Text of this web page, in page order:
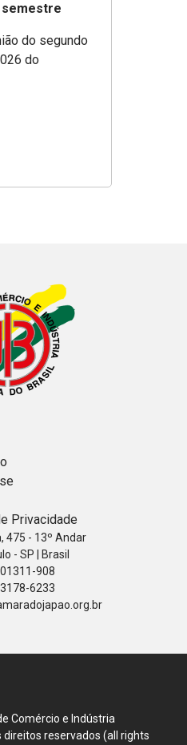
semestre
do segundo
do
Privacidade
475 - 13º Andar
- SP | Brasil
01311-908
6233
Comércio e Indústria
direitos reservados (all rights